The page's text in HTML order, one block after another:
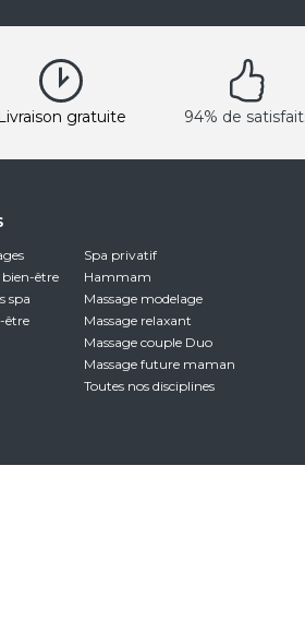
Livraison gratuite 94% de
bien-être
spa
être
Spa privatif
Hammam
Massage modelage
Massage relaxant
Massage couple Duo
Massage future maman
Toutes nos disciplines